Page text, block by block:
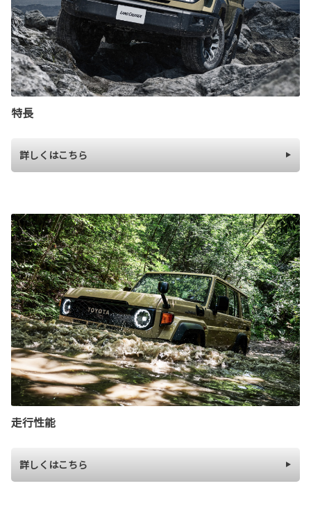
特長
詳しくはこちら
走行性能
詳しくはこちら